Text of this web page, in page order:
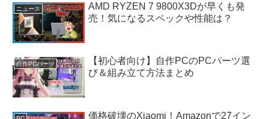
ニュース
AMD RYZEN 7 9800X3Dが早くも発
売！気になるスペックや性能は？
自作PCパーツ
【初心者向け】自作PCのPCパーツ選
び＆組み立て方法まとめ
価格破壊のXiaomi！Amazonで27イン